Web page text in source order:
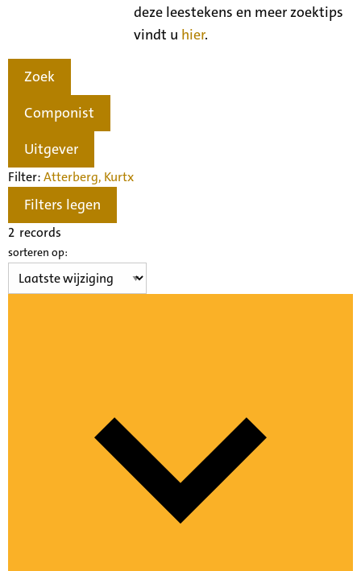
deze leestekens en meer zoektips
vindt u hier.
Zoek
Componist
Uitgever
Filter:Atterberg, Kurtx
Filters legen
2 records
sorteren op: